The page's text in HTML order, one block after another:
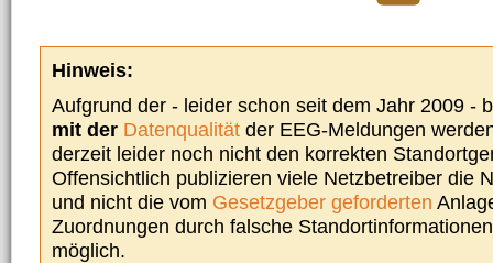
Hinweis:
Aufgrund der - leider schon seit dem Jahr 2009 -
mit der Datenqualität der EEG-Meldungen
derzeit leider noch nicht den korrekten
Offensichtlich publizieren viele Netzbetreiber die
und nicht die vom Gesetzgeber geforderten
Zuordnungen durch falsche
möglich.